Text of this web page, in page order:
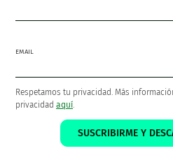
EMAIL
Respetamos tu privacidad. Más
privacidad aquí.
SUSCRIBIRME Y